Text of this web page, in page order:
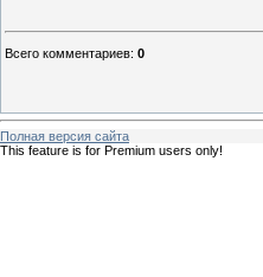
Всего комментариев: 0
Полная версия сайта
This feature is for Premium users only!